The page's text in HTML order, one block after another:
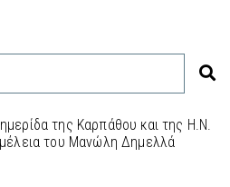
της Καρπάθου και της Η.Ν.
του Μανώλη Δημελλά